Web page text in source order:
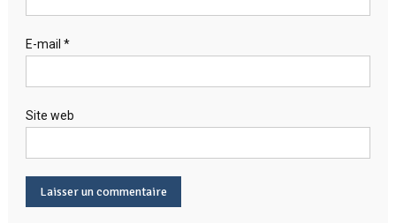
E-mail *
Site web